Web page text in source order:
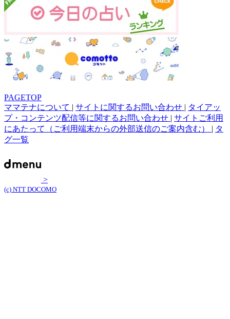
PAGETOP
ママテナについて | サイトに関するお問い合わせ | タイアッ
プ・コンテンツ配信等に関するお問い合わせ | サイトご利用
にあたって（ご利用端末からの外部送信のご案内含む） | タ
グ一覧
>
(c) NTT DOCOMO